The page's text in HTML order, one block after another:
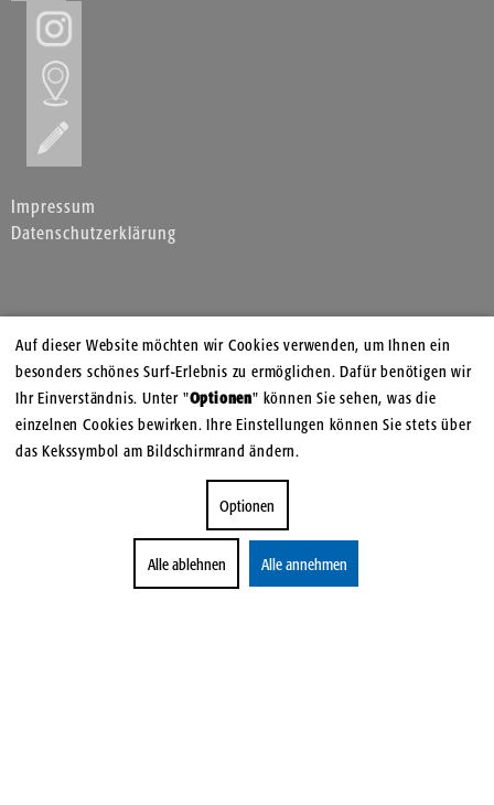
Impressum
Datenschutzerklärung
Auf dieser Website möchten wir Cookies verwenden, um Ihnen ein
besonders schönes Surf-Erlebnis zu ermöglichen. Dafür benötigen wir
Ihr Einverständnis. Unter "Optionen" können Sie sehen, was die
einzelnen Cookies bewirken. Ihre Einstellungen können Sie stets über
das Kekssymbol am Bildschirmrand ändern.
Optionen
Alle ablehnen Alle annehmen